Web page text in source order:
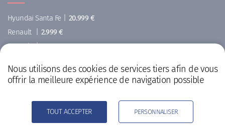
Hyundai Santa Fe
20.999 €
Renault
2.999 €
Renault | 5.999 €
Hyundai i40 | 4.999 €
Nous utilisons des cookies de services tiers afin de vous
offrir la meilleure expérience de navigation possible
TOUT ACCEPTER PERSONNALISER